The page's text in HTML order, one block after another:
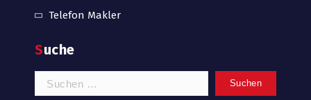
Telefon Makler
Suche
Suchen
nach: